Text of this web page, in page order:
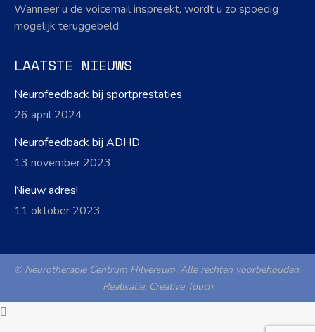
Wanneer u de voicemail inspreekt, wordt u zo spoedig
mogelijk teruggebeld.
LAATSTE NIEUWS
Neurofeedback bij sportprestaties
26 april 2024
Neurofeedback bij ADHD
13 november 2023
Nieuw adres!
11 oktober 2023
© Neurotherapie Centrum Hilversum. Alle rechten voorbehouden.
Realisatie: Creative Touch